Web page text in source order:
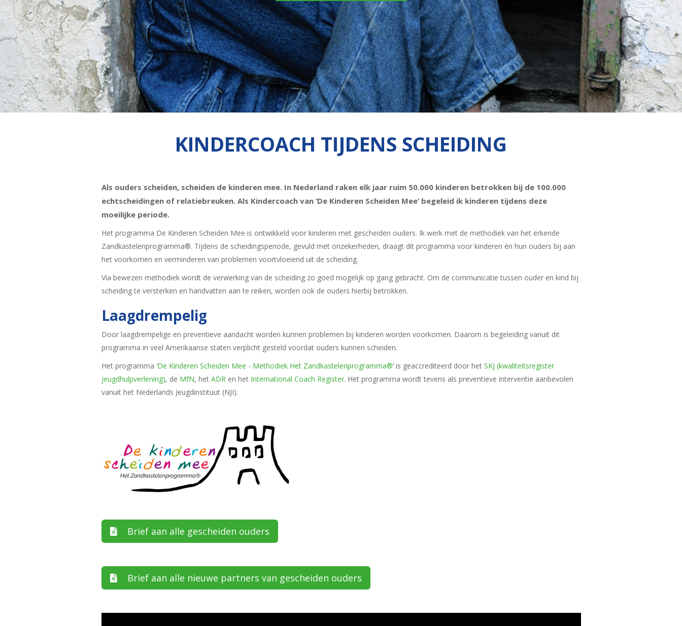
KINDERCOACH TIJDENS SCHEIDING
Als ouders scheiden, scheiden de kinderen mee. In Nederland raken elk jaar ruim 50.000 kinderen betrokken bij de 100.000
echtscheidingen of relatiebreuken. Als Kindercoach van ‘De Kinderen Scheiden Mee’ begeleid ik kinderen tijdens deze
moeilijke periode.
Het programma De Kinderen Scheiden Mee is ontwikkeld voor kinderen met gescheiden ouders. Ik werk met de methodiek van het erkende
Zandkastelenprogramma®. Tijdens de scheidingsperiode, gevuld met onzekerheden, draagt dit programma voor kinderen én hun ouders bij aan
het voorkomen en verminderen van problemen voortvloeiend uit de scheiding.
Via bewezen methodiek wordt de verwerking van de scheiding zo goed mogelijk op gang gebracht. Om de communicatie tussen ouder en kind bij
scheiding te versterken en handvatten aan te reiken, worden ook de ouders hierbij betrokken.
Laagdrempelig
Door laagdrempelige en preventieve aandacht worden kunnen problemen bij kinderen worden voorkomen. Daarom is begeleiding vanuit dit
programma in veel Amerikaanse staten verplicht gesteld voordat ouders kunnen scheiden.
Het programma ‘De Kinderen Scheiden Mee - Methodiek Het Zandkastelenprogramma®’ is geaccrediteerd door het SKJ (kwaliteitsregister
jeugdhulpverlening), de MfN, het ADRen het International Coach Register. Het programma wordt tevens als preventieve interventie aanbevolen
vanuit het Nederlands Jeugdinstituut (NJI).
Brief aan alle gescheiden ouders
Brief aan alle nieuwe partners van gescheiden ouders